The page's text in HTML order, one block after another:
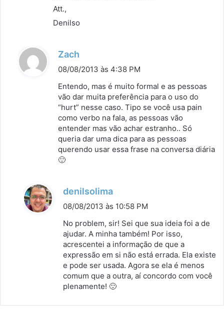
Att.,
Denilso
Zach
i
s
e
:
08/08/2013 às 4:38 PM
Entendo, mas é muito formal e as pessoas
vão dar muita preferência para o uso do
“hurt” nesse caso. Tipo se você usa pain
como verbo na fala, as pessoas vão
entender mas vão achar estranho.. Só
queria dar uma dica para as pessoas
querendo usar essa frase na conversa diária
🙂
denilsolima
s
e
08/08/2013 às 10:58 PM
No problem, sir! Sei que sua ideia foi a de
ajudar. A minha também! Por isso,
acrescentei a informação de que a
expressão em si não está errada. Ela existe
e pode ser usada. Agora se ela é menos
comum que a outra, aí concordo com você
plenamente! 🙂